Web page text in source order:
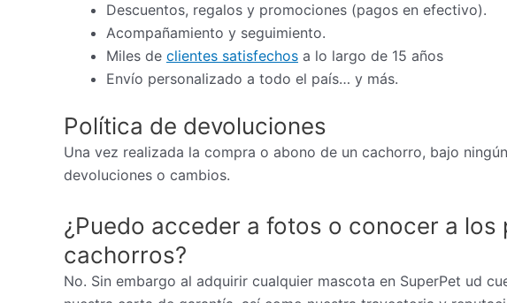
Descuentos, regalos y promociones (pagos en efectivo).
Acompañamiento y seguimiento.
Miles de clientes satisfechos a lo largo de 15 años
Envío personalizado a todo el país… y más.
Política de devoluciones
Una vez realizada la compra o abono de un cachorro, bajo
devoluciones o cambios.
¿Puedo acceder a fotos o conocer a los
cachorros?
No. Sin embargo al adquirir cualquier mascota en SuperPet ud